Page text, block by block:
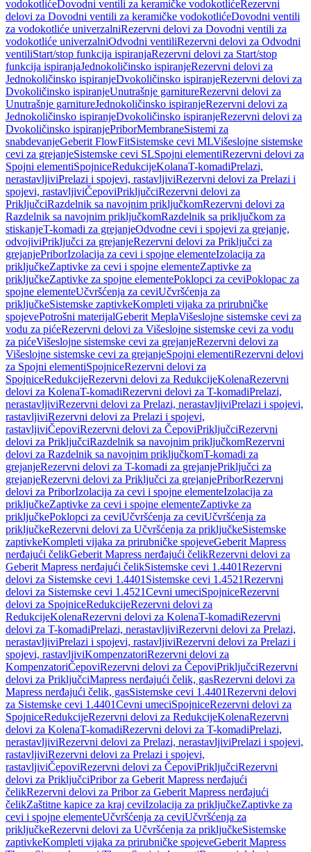
vodokotlićeDovodni ventili za keramičke vodokotlićeRezervni
delovi za Dovodni ventili za keramičke vodokotlićeDovodni ventili
za vodokotliće univerzalniRezervni delovi za Dovodni ventili za
vodokotliće univerzalniOdvodni ventiliRezervni delovi za Odvodni
ventiliStart/stop funkcija ispiranjaRezervni delovi za Start/stop
funkcija ispiranjaJednokoličinsko ispiranjeRezervni delovi za
Jednokoličinsko ispiranjeDvokoličinsko ispiranjeRezervni delovi za
Dvokoličinsko ispiranjeUnutrašnje garnitureRezervni delovi za
Unutrašnje garnitureJednokoličinsko ispiranjeRezervni delovi za
Jednokoličinsko ispiranjeDvokoličinsko ispiranjeRezervni delovi za
Dvokoličinsko ispiranjePriborMembraneSistemi za
snabdevanjeGeberit FlowFitSistemske cevi MLVišeslojne sistemske
cevi za grejanjeSistemske cevi SLSpojni elementiRezervni delovi za
Spojni elementiSpojniceRedukcijeKolanaT-komadiPrelazi,
nerastavljiviPrelazi i spojevi, rastavljiviRezervni delovi za Prelazi i
spojevi, rastavljiviČepoviPriključciRezervni delovi za
PriključciRazdelnik sa navojnim priključkomRezervni delovi za
Razdelnik sa navojnim priključkomRazdelnik sa priključkom za
stiskanjeT-komadi za grejanjeOdvodne cevi i spojevi za grejanje,
odvojiviPriključci za grejanjeRezervni delovi za Priključci za
grejanjePriborIzolacija za cevi i spojne elementeIzolacija za
priključkeZaptivke za cevi i spojne elementeZaptivke za
priključkeZaptivke za spojne elementePoklopci za ceviPoklopac za
spojne elementeUčvršćenja za ceviUčvršćenja za
priključkeSistemske zaptivkeKompleti vijaka za prirubničke
spojevePotrošni materijalGeberit MeplaVišeslojne sistemske cevi za
vodu za pićeRezervni delovi za Višeslojne sistemske cevi za vodu
za pićeVišeslojne sistemske cevi za grejanjeRezervni delovi za
Višeslojne sistemske cevi za grejanjeSpojni elementiRezervni delovi
za Spojni elementiSpojniceRezervni delovi za
SpojniceRedukcijeRezervni delovi za RedukcijeKolenaRezervni
delovi za KolenaT-komadiRezervni delovi za T-komadiPrelazi,
nerastavljiviRezervni delovi za Prelazi, nerastavljiviPrelazi i spojevi,
rastavljiviRezervni delovi za Prelazi i spojevi,
rastavljiviČepoviRezervni delovi za ČepoviPriključciRezervni
delovi za PriključciRazdelnik sa navojnim priključkomRezervni
delovi za Razdelnik sa navojnim priključkomT-komadi za
grejanjeRezervni delovi za T-komadi za grejanjePriključci za
grejanjeRezervni delovi za Priključci za grejanjePriborRezervni
delovi za PriborIzolacija za cevi i spojne elementeIzolacija za
priključkeZaptivke za cevi i spojne elementeZaptivke za
priključkePoklopci za ceviUčvršćenja za ceviUčvršćenja za
priključkeRezervni delovi za Učvršćenja za priključkeSistemske
zaptivkeKompleti vijaka za prirubničke spojeveGeberit Mapress
nerđajući čelikGeberit Mapress nerđajući čelikRezervni delovi za
Geberit Mapress nerđajući čelikSistemske cevi 1.4401Rezervni
delovi za Sistemske cevi 1.4401 Sistemske cevi 1.4521Rezervni
delovi za Sistemske cevi 1.4521Cevni umeciSpojniceRezervni
delovi za SpojniceRedukcijeRezervni delovi za
RedukcijeKolenaRezervni delovi za KolenaT-komadiRezervni
delovi za T-komadiPrelazi, nerastavljiviRezervni delovi za Prelazi,
nerastavljiviPrelazi i spojevi, rastavljiviRezervni delovi za Prelazi i
spojevi, rastavljiviKompenzatoriRezervni delovi za
KompenzatoriČepoviRezervni delovi za ČepoviPriključciRezervni
delovi za PriključciMapress nerđajući čelik, gasRezervni delovi za
Mapress nerđajući čelik, gasSistemske cevi 1.4401Rezervni delovi
za Sistemske cevi 1.4401Cevni umeciSpojniceRezervni delovi za
SpojniceRedukcijeRezervni delovi za RedukcijeKolenaRezervni
delovi za KolenaT-komadiRezervni delovi za T-komadiPrelazi,
nerastavljiviRezervni delovi za Prelazi, nerastavljiviPrelazi i spojevi,
rastavljiviRezervni delovi za Prelazi i spojevi,
rastavljiviČepoviRezervni delovi za ČepoviPriključciRezervni
delovi za PriključciPribor za Geberit Mapress nerđajući
čelikRezervni delovi za Pribor za Geberit Mapress nerđajući
čelikZaštitne kapice za kraj ceviIzolacija za priključkeZaptivke za
cevi i spojne elementeUčvršćenja za ceviUčvršćenja za
priključkeRezervni delovi za Učvršćenja za priključkeSistemske
zaptivkeKompleti vijaka za prirubničke spojeveGeberit Mapress